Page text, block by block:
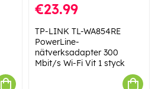
€23.99
TP-LINK TL-WA854RE
PowerLine-
nätverksadapter 300
Mbit/s Wi-Fi Vit 1 styck